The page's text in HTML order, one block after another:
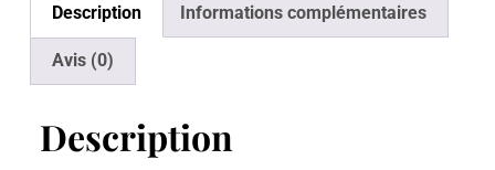
Description Informations complémentaires
Avis (0)
Description